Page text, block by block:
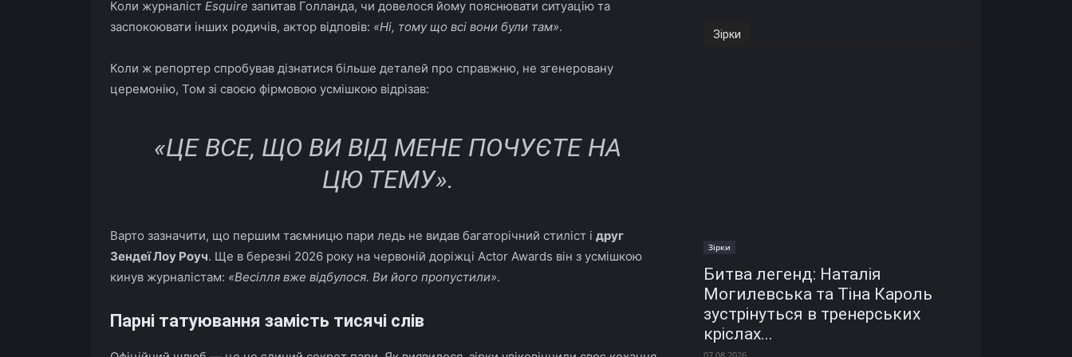
Коли журналіст Esquire запитав Голланда, чи довелося йому пояснювати ситуацію та
заспокоювати інших родичів, актор відповів: «Ні, тому що всі вони були там».
Коли ж репортер спробував дізнатися більше деталей про справжню, не згенеровану
церемонію, Том зі своєю фірмовою усмішкою відрізав:
«ЦЕ ВСЕ, ЩО ВИ ВІД МЕНЕ ПОЧУЄТЕ НА
ЦЮ ТЕМУ».
Варто зазначити, що першим таємницю пари ледь не видав багаторічний стиліст і друг
Зендеї Лоу Роуч. Ще в березні 2026 року на червоній доріжці Actor Awards він з усмішкою
кинув журналістам: «Весілля вже відбулося. Ви його пропустили».
Парні татуювання замість тисячі слів
Зірки
Зірки
Битва легенд: Наталія
Могилевська та Тіна Кароль
зустрінуться в тренерських
кріслах...